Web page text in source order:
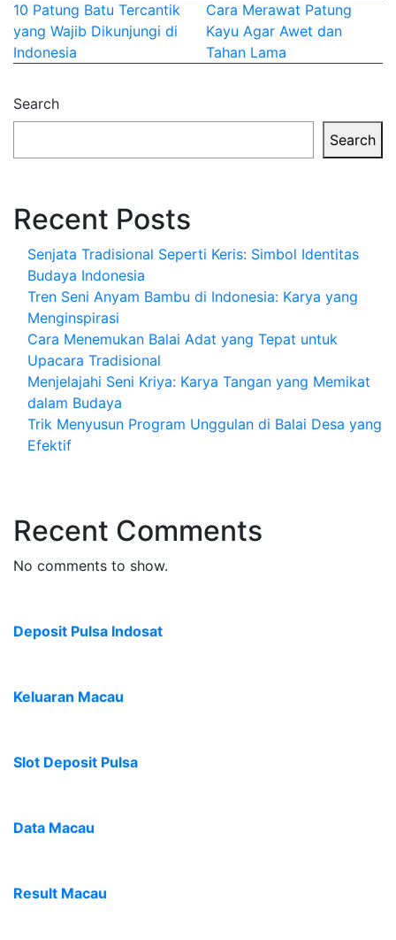
Post
navigation
10 Patung Batu Tercantik
yang Wajib Dikunjungi di
Indonesia
Cara Merawat Patung
Kayu Agar Awet dan
Tahan Lama
Search
Search
Recent Posts
Senjata Tradisional Seperti Keris: Simbol Identitas
Budaya Indonesia
Tren Seni Anyam Bambu di Indonesia: Karya yang
Menginspirasi
Cara Menemukan Balai Adat yang Tepat untuk
Upacara Tradisional
Menjelajahi Seni Kriya: Karya Tangan yang Memikat
dalam Budaya
Trik Menyusun Program Unggulan di Balai Desa yang
Efektif
Recent Comments
No comments to show.
Deposit Pulsa Indosat
Keluaran Macau
Slot Deposit Pulsa
Data Macau
Result Macau